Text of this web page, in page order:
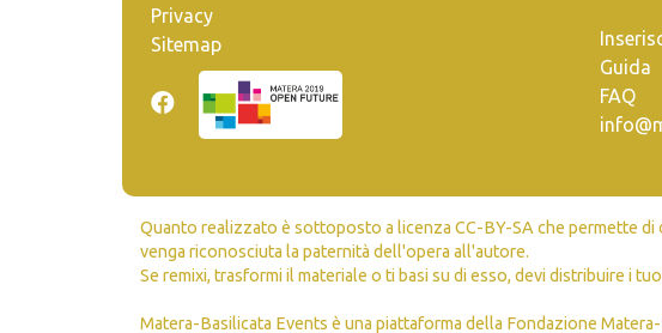
Privacy
Sitemap
Guida
FAQ
Quanto realizzato è sottoposto a licenza CC-BY-SA che permette
venga riconosciuta la paternità dell'opera all'autore.
Se remixi, trasformi il materiale o ti basi su di esso, devi distribuire i
Matera-Basilicata Events è una piattaforma della Fondazione